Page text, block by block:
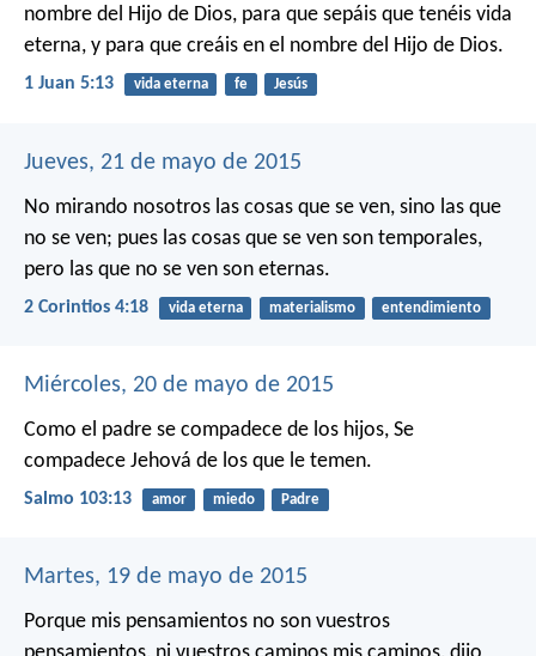
nombre del Hijo de Dios, para que sepáis que tenéis vida
eterna, y para que creáis en el nombre del Hijo de Dios.
1 Juan 5:13 vida eterna fe Jesús
Jueves, 21 de mayo de 2015
No mirando nosotros las cosas que se ven, sino las que
no se ven; pues las cosas que se ven son temporales,
pero las que no se ven son eternas.
2 Corintios 4:18 vida eterna materialismo entendimiento
Miércoles, 20 de mayo de 2015
Como el padre se compadece de los hijos, Se
compadece Jehová de los que le temen.
Salmo 103:13 amor miedo Padre
Martes, 19 de mayo de 2015
Porque mis pensamientos no son vuestros